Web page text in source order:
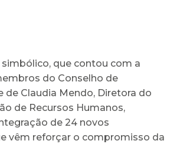
que contou com a
do Conselho de
de Claudia Mendo, Diretora do
de Recursos Humanos,
de 24 novos
vêm reforçar o compromisso da